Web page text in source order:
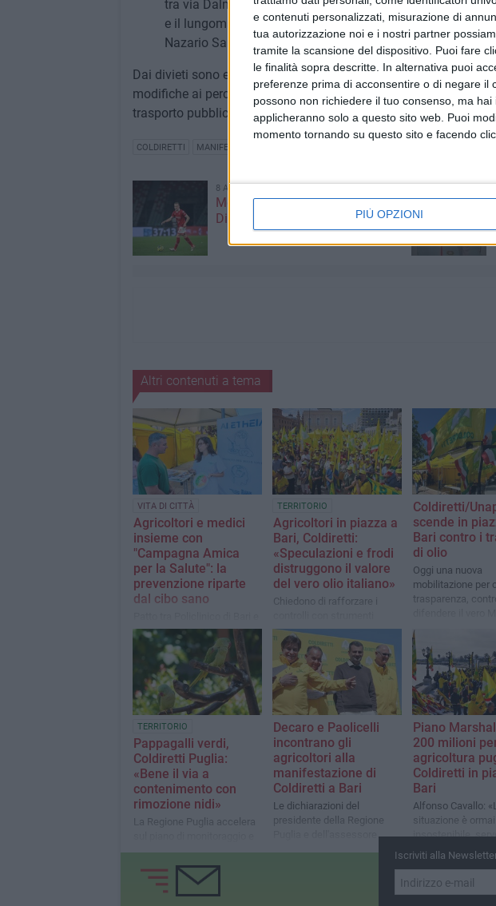
e contenuti personalizzati, misurazione di
tua autorizzazione noi e i nostri partner
tramite la scansione del dispositivo. Puoi fare
le finalità sopra descritte. In alternativa puoi
preferenze prima di acconsentire o di negare il
possono non richiedere il tuo consenso, ma
applicheranno solo a questo sito web. Puoi
momento tornando su questo sito e facendo
PIÙ OPZIONI
tra via Dalmazia e il lungomare Nazario Sauro; via
e il lungomare Nazario Sauro; via Matteotti, tratto
Nazario Sauro; via monsignore Ballestrero (eccetto
Dai divieti sono esclusi i mezzi degli organizzatori, quelli di
modifiche ai percorsi dei bus Amtab, saranno comunicate a
trasporto pubblico locale.
COLDIRETTI MANIFESTAZIONE
8 AGOSTO 2026
Mercato in uscita, anche
Dickmann lascia Bari
Altri contenuti a tema
VITA DI CITTÀ
Agricoltori e medici
insieme con
"Campagna Amica
per la Salute": la
prevenzione riparte
dal cibo sano
Coldiretti
TERRITORIO
Agricoltori in piazza a
Bari, Coldiretti:
«Speculazioni e frodi
distruggono il valore
del vero olio italiano»
Chiedono di rafforzare i
come la risonanza
magnetica nucleare e la
mappatura isotopica
Coldiretti/
scende in
Bari contro i
di olio
Oggi una nuova
mobilitazione per
trasparenza,
Italy
TERRITORIO
Pappagalli verdi,
Coldiretti Puglia:
«Bene il via a
contenimento con
rimozione nidi»
La Regione Puglia accelera
contenimento approvando
l’accordo con l’Università
degli Studi di Bari “Aldo
Decaro e Paolicelli
incontrano gli
agricoltori alla
manifestazione di
Coldiretti a Bari
Le dichiarazioni del
presidente della Regione
Piano
200 milioni
agricoltura
Coldiretti in
Bari
Alfonso Cavallo:
situazione è ormai
insostenibile,
interventi concreti
e prospettive»
Iscriviti alla